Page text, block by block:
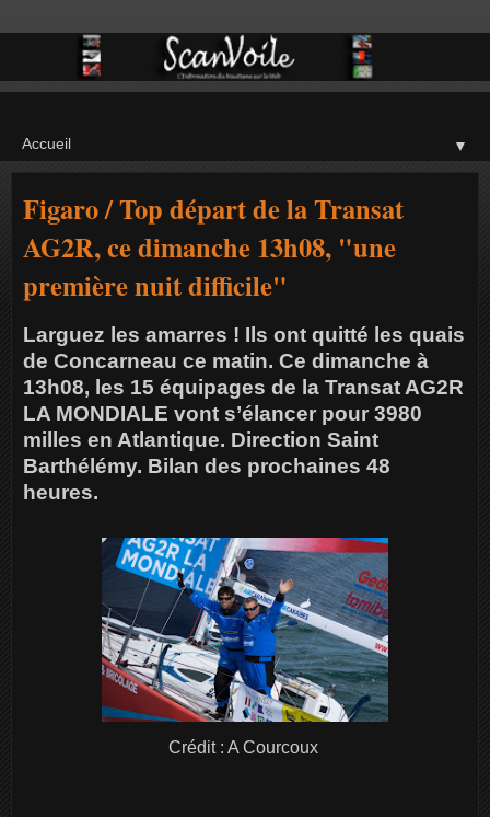
▼
Figaro / Top départ de la Transat
AG2R, ce dimanche 13h08, "une
première nuit difficile"
Larguez les amarres ! Ils ont quitté les quais
de Concarneau ce matin. Ce dimanche à
13h08, les 15 équipages de la Transat AG2R
LA MONDIALE vont s’élancer pour 3980
milles en Atlantique. Direction Saint
Barthélémy. Bilan des prochaines 48
heures.
Crédit : A Courcoux